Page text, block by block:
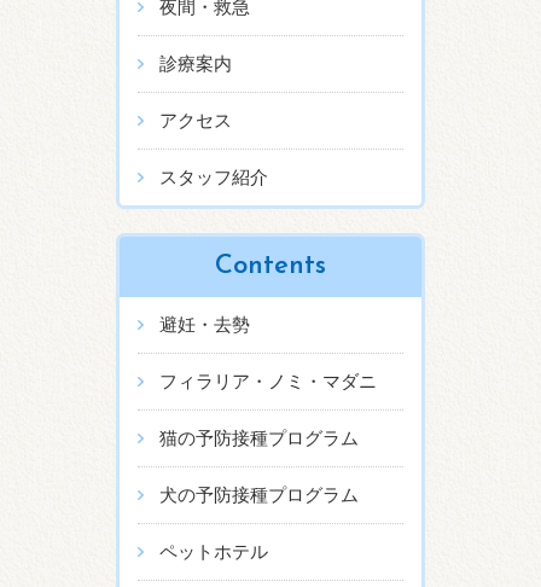
夜間・救急
診療案内
アクセス
スタッフ紹介
Contents
避妊・去勢
フィラリア・ノミ・マダニ
猫の予防接種プログラム
犬の予防接種プログラム
ペットホテル